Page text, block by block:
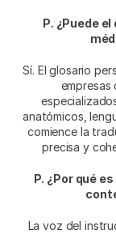
P. ¿Puede
Sí. El glosario
empresas
anatómicos,
comience la
precisa y
P. ¿Por qué
La voz del